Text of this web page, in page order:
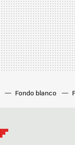
Fondo blanco